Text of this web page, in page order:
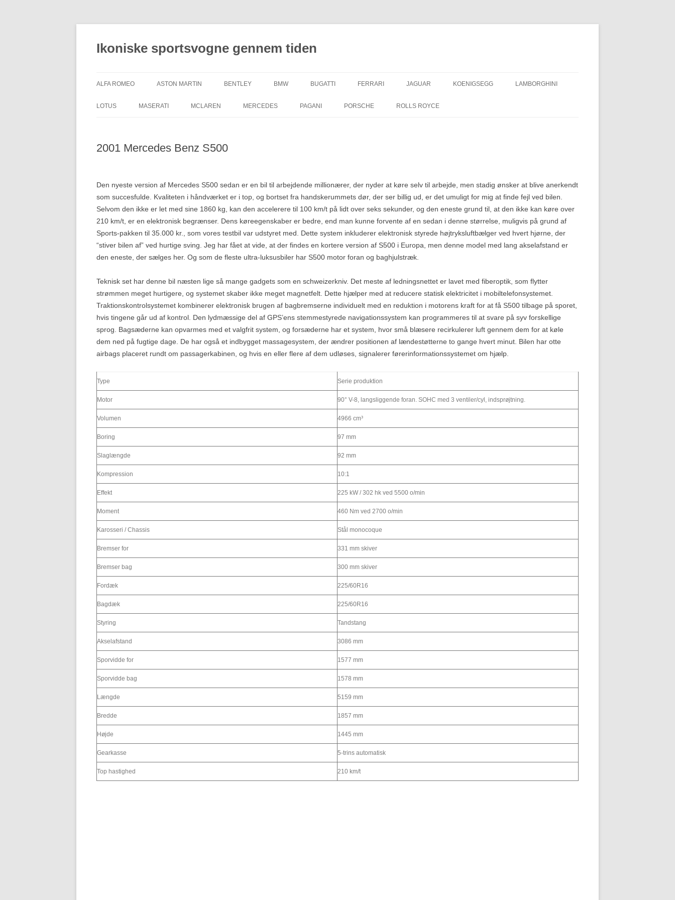
Ikoniske sportsvogne gennem tiden
ALFA ROMEO ASTON MARTIN BENTLEY BMW BUGATTI FERRARI JAGUAR KOENIGSEGG LAMBORGHINI
LOTUS MASERATI MCLAREN MERCEDES PAGANI PORSCHE ROLLS ROYCE
2001 Mercedes Benz S500
Den nyeste version af Mercedes S500 sedan er en bil til arbejdende millionærer, der nyder at køre selv til arbejde, men stadig ønsker at blive anerkendt
som succesfulde. Kvaliteten i håndværket er i top, og bortset fra handskerummets dør, der ser billig ud, er det umuligt for mig at finde fejl ved bilen.
Selvom den ikke er let med sine 1860 kg, kan den accelerere til 100 km/t på lidt over seks sekunder, og den eneste grund til, at den ikke kan køre over
210 km/t, er en elektronisk begrænser. Dens køreegenskaber er bedre, end man kunne forvente af en sedan i denne størrelse, muligvis på grund af
Sports-pakken til 35.000 kr., som vores testbil var udstyret med. Dette system inkluderer elektronisk styrede højtryksluftbælger ved hvert hjørne, der
“stiver bilen af” ved hurtige sving. Jeg har fået at vide, at der findes en kortere version af S500 i Europa, men denne model med lang akselafstand er
den eneste, der sælges her. Og som de fleste ultra-luksusbiler har S500 motor foran og baghjulstræk.
Teknisk set har denne bil næsten lige så mange gadgets som en schweizerkniv. Det meste af ledningsnettet er lavet med fiberoptik, som flytter
strømmen meget hurtigere, og systemet skaber ikke meget magnetfelt. Dette hjælper med at reducere statisk elektricitet i mobiltelefonsystemet.
Traktionskontrolsystemet kombinerer elektronisk brugen af bagbremserne individuelt med en reduktion i motorens kraft for at få S500 tilbage på sporet,
hvis tingene går ud af kontrol. Den lydmæssige del af GPS’ens stemmestyrede navigationssystem kan programmeres til at svare på syv forskellige
sprog. Bagsæderne kan opvarmes med et valgfrit system, og forsæderne har et system, hvor små blæsere recirkulerer luft gennem dem for at køle
dem ned på fugtige dage. De har også et indbygget massagesystem, der ændrer positionen af lændestøtterne to gange hvert minut. Bilen har otte
airbags placeret rundt om passagerkabinen, og hvis en eller flere af dem udløses, signalerer førerinformationssystemet om hjælp.
Type Serie produktion
Motor 90° V-8, langsliggende foran. SOHC med 3 ventiler/cyl, indsprøjtning.
Volumen 4966 cm³
Boring 97 mm
Slaglængde 92 mm
Kompression 10:1
Effekt 225 kW / 302 hk ved 5500 o/min
Moment 460 Nm ved 2700 o/min
Karosseri / Chassis Stål monocoque
Bremser for 331 mm skiver
Bremser bag 300 mm skiver
Fordæk 225/60R16
Bagdæk 225/60R16
Styring Tandstang
Akselafstand 3086 mm
Sporvidde for 1577 mm
Sporvidde bag 1578 mm
Længde 5159 mm
Bredde 1857 mm
Højde 1445 mm
Gearkasse 5-trins automatisk
Top hastighed 210 km/t